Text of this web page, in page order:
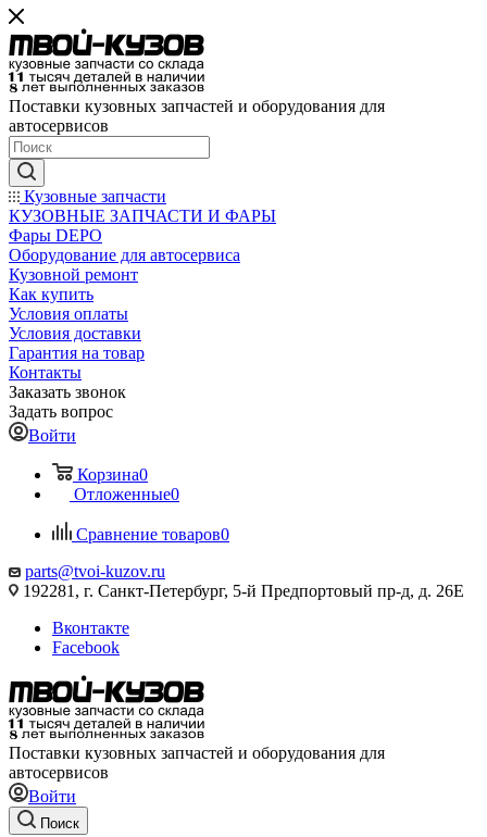
Поставки кузовных запчастей и оборудования для
автосервисов
Кузовные запчасти
КУЗОВНЫЕ ЗАПЧАСТИ И ФАРЫ
Фары DEPO
Оборудование для автосервиса
Кузовной ремонт
Как купить
Условия оплаты
Условия доставки
Гарантия на товар
Контакты
Заказать звонок
Задать вопрос
Войти
Корзина0
Отложенные0
Сравнение товаров0
parts@tvoi-kuzov.ru
192281, г. Санкт-Петербург, 5-й Предпортовый пр-д, д. 26Е
Вконтакте
Facebook
Поставки кузовных запчастей и оборудования для
автосервисов
Войти
Поиск